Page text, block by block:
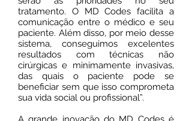
tratamento. O MD Codes facilita a
comunicação entre o médico e seu
paciente. Além disso, por meio desse
sistema, conseguimos excelentes
resultados com técnicas não
cirúrgicas e minimamente invasivas,
das quais o paciente pode se
beneficiar sem que isso comprometa
sua vida social ou profissional”.